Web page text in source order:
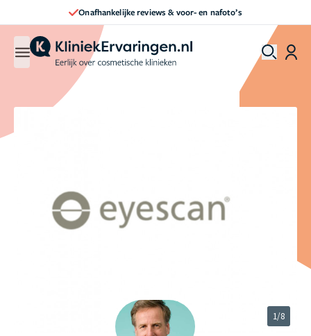
Onafhankelijke reviews & voor- en nafoto’s
1/8